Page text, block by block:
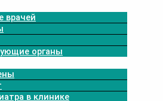
врачей
органы
в клинике